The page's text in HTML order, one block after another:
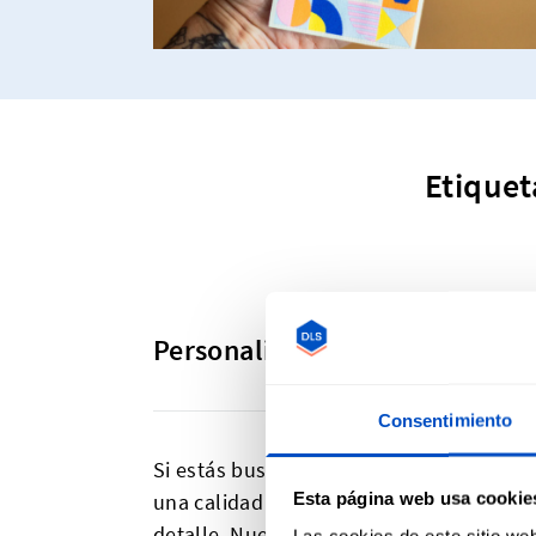
Consentimiento
Esta página web usa
Personalizar nunca había sido
Si estás buscando una forma sencilla
una calidad increíble, fabricadas en